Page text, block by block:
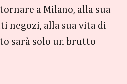
a Milano, alla sua
negozi, alla sua vita di
sarà solo un brutto